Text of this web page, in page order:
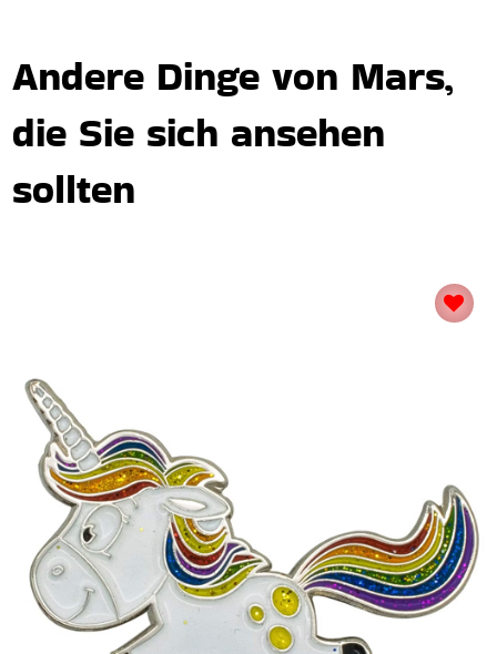
Andere Dinge von Mars,
die Sie sich ansehen
sollten